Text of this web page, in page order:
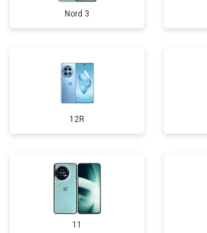
Nord 3
12R
11